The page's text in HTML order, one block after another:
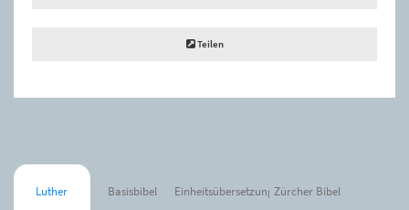
Teilen
Luther Basisbibel Einheitsübersetzung Zürcher Bibel